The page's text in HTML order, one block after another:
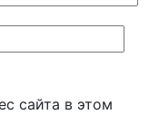
сайта в этом